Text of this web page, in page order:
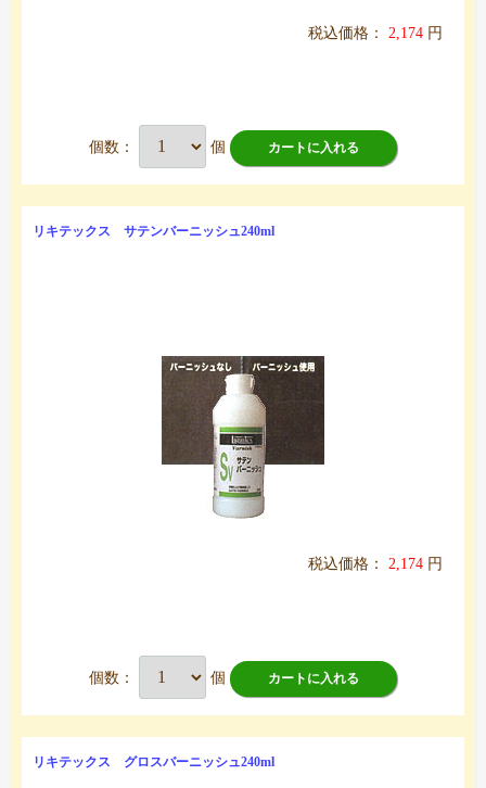
税込価格： 2,174 円
個数： 個 カートに入れる
リキテックス サテンバーニッシュ240ml
税込価格： 2,174 円
個数： 個 カートに入れる
リキテックス グロスバーニッシュ240ml